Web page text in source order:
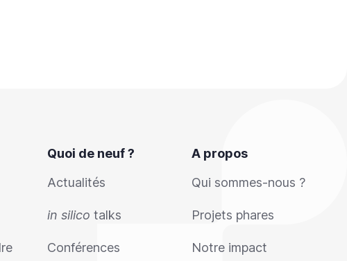
Quoi de neuf ?
Actualités
in silico talks
Conférences
A propos
Qui sommes-nous ?
Projets phares
Notre impact